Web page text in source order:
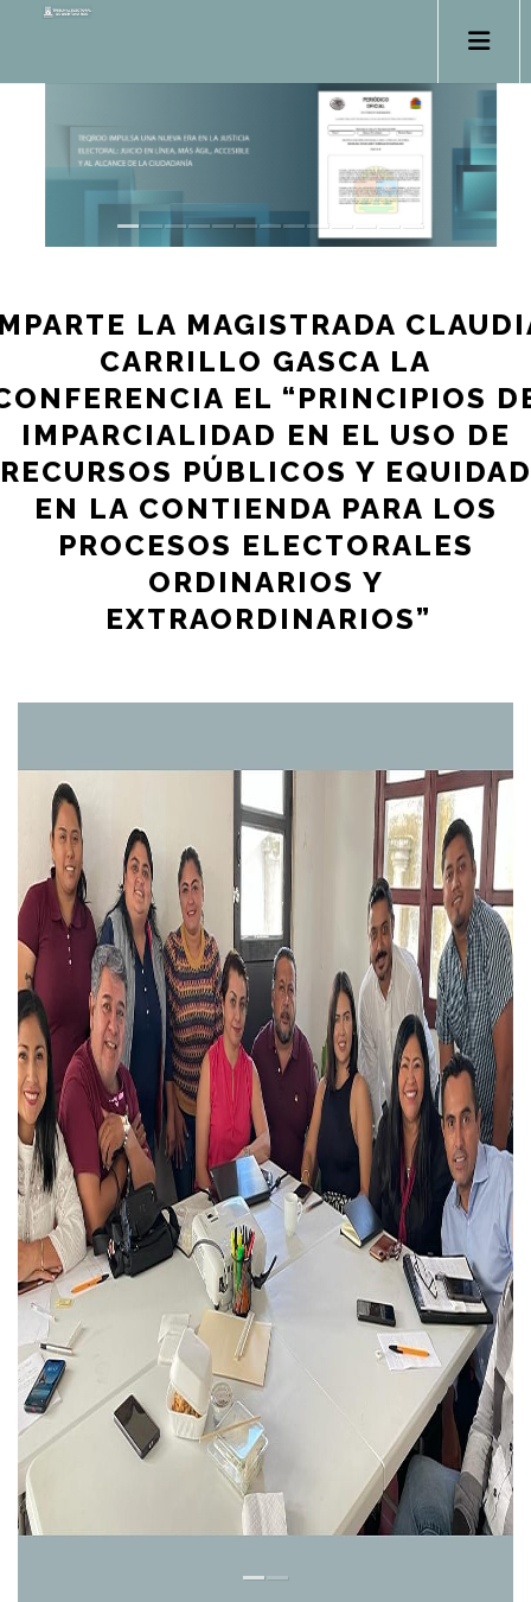
LA MAGISTRADA
CARRILLO GASCA LA
EL “PRINCIPIOS
IMPARCIALIDAD EN EL USO DE
RECURSOS PÚBLICOS Y EQUIDAD
EN LA CONTIENDA PARA LOS
PROCESOS ELECTORALES
ORDINARIOS Y
EXTRAORDINARIOS”